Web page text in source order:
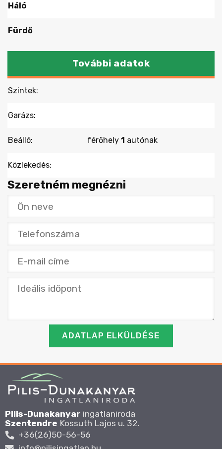
Háló
Fürdő
További adatok
Szintek:
Garázs:
Beálló: férőhely 1 autónak
Közlekedés:
Szeretném megnézni
ADATLAP ELKÜLDÉSE
Pilis-Dunakanyar ingatlaniroda
Szentendre Kossuth Lajos u. 32.
+36(26)50-56-56